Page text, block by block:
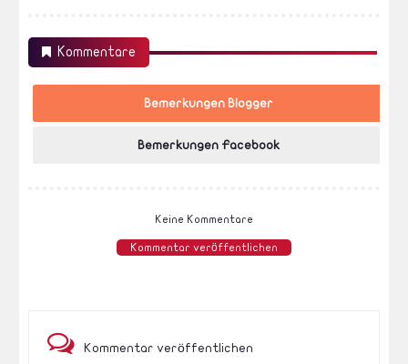
Kommentare
Bemerkungen Blogger
Bemerkungen Facebook
Keine Kommentare
Kommentar veröffentlichen
Kommentar veröffentlichen